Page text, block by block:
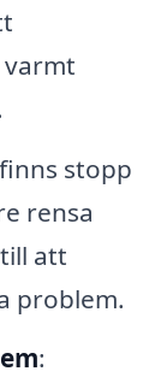
stopp
rensa
att
problem.
: